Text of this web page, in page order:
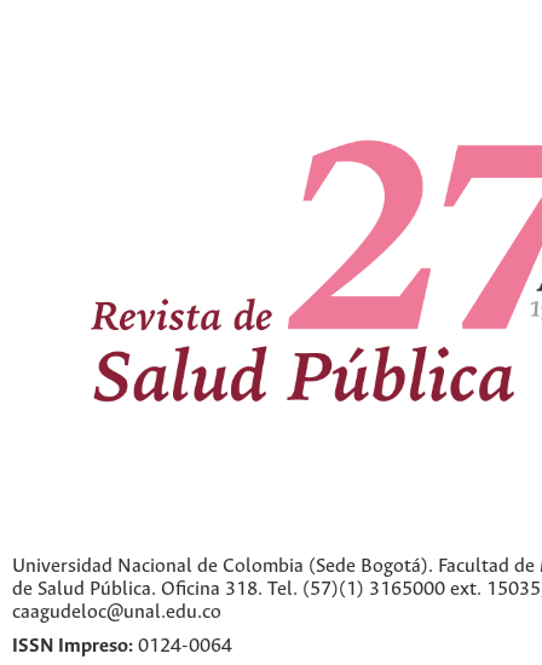
Universidad Nacional de Colombia (Sede Bogotá). Facultad
de Salud Pública. Oficina 318. Tel. (57)(1) 3165000 ext.
caagudeloc@unal.edu.co
ISSN Impreso: 0124-0064